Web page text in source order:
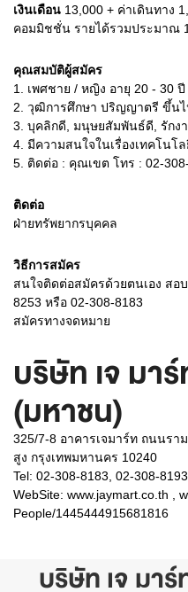
เงินเดือน 13,000 + ค่าเดินทาง
คอมมิชชั่น รายได้รวมประมาณ
คุณสมบัติผู้สมัคร
1.
เพศชาย / หญิง อายุ 20 - 30 ปี
2. วุฒิการศึกษา ปริญญาตรี ขึ้นไ
3. บุคลิกดี, มนุษยสัมพันธ์ดี, รักง
4. มีความสนใจในเรื่องเทคโนโ
5. ติดต่อ : คุณเขต โทร : 02-
ติดต่อ
ฝ่ายทรัพยากรบุคคล
วิธีการสมัคร
สนใจติดต่อสมัครด้วยตนเอง สอ
8253 หรือ 02-308-8183
สมัครทางจดหมาย
บริษัท เจ มา
(มหาชน)
325/7-8 อาคารเจมาร์ท ถนนร
สูง กรุงเทพมหานคร 10240
Tel: 02-308-8183, 02-308-
WebSite: www.jaymart.co.th ,
People/1445444915681816
บริษัท เจ มา